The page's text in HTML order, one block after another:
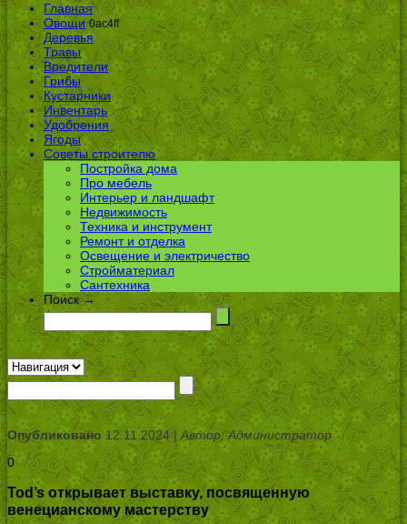
Главная
Овощи 0ac4ff
Деревья
Травы
Вредители
Грибы
Кустарники
Инвентарь
Удобрения
Ягоды
Советы строителю
Постройка дома
Про мебель
Интерьер и ландшафт
Недвижимость
Техника и инструмент
Ремонт и отделка
Освещение и электричество
Стройматериал
Сантехника
Поиск →
Опубликовано12.11.2024 | Автор: Администратор
0
Tod’s открывает выставку, посвященную
венецианскому мастерству